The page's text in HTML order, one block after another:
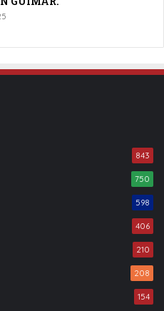
843
750
598
406
210
208
154